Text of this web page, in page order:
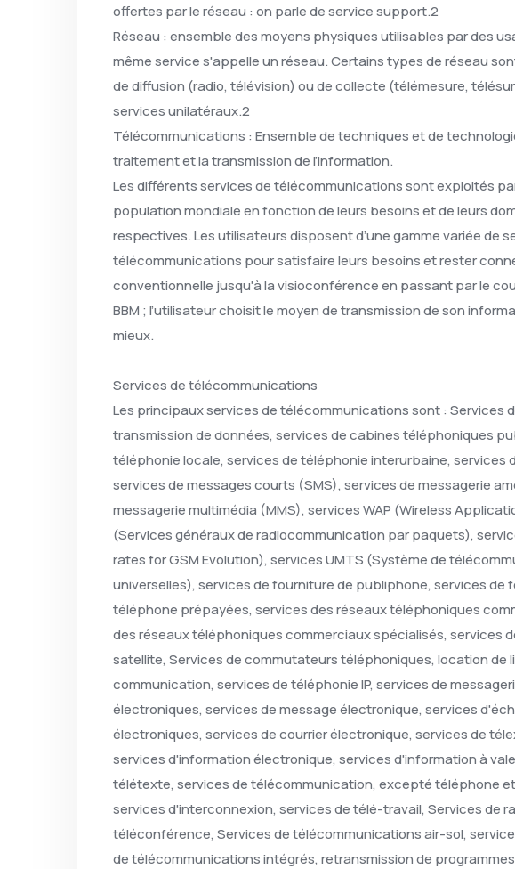
offertes par le réseau : on parle de service support.2
Réseau : ensemble des moyens physiques utilisables par des
même service s'appelle un réseau. Certains types de réseau
de diffusion (radio, télévision) ou de collecte (télémesure,
services unilatéraux.2
Télécommunications : Ensemble de techniques et de
traitement et la transmission de l’information.
Les différents services de télécommunications sont exploités
population mondiale en fonction de leurs besoins et de leurs
respectives. Les utilisateurs disposent d’une gamme variée de
télécommunications pour satisfaire leurs besoins et rester
conventionnelle jusqu'à la visioconférence en passant par le
BBM ; l’utilisateur choisit le moyen de transmission de son
mieux.
Services de télécommunications
Les principaux services de télécommunications sont : Services
transmission de données, services de cabines téléphoniques
téléphonie locale, services de téléphonie interurbaine, services
services de messages courts (SMS), services de messagerie
messagerie multimédia (MMS), services WAP (Wireless
(Services généraux de radiocommunication par paquets),
rates for GSM Evolution), services UMTS (Système de
universelles), services de fourniture de publiphone, services de
téléphone prépayées, services des réseaux téléphoniques
des réseaux téléphoniques commerciaux spécialisés, services
satellite, Services de commutateurs téléphoniques, location de
communication, services de téléphonie IP, services de
électroniques, services de message électronique, services
électroniques, services de courrier électronique, services de
services d'information électronique, services d'information à
télétexte, services de télécommunication, excepté téléphone
services d'interconnexion, services de télé-travail, Services de
téléconférence, Services de télécommunications air-sol,
de télécommunications intégrés, retransmission de